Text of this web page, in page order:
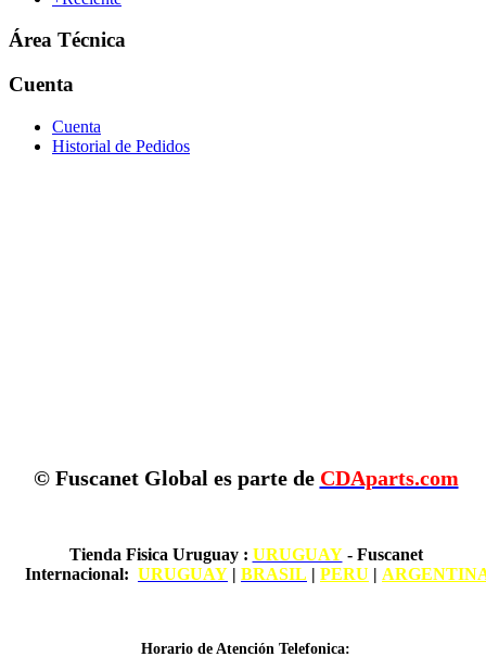
Área Técnica
Cuenta
Cuenta
Historial de Pedidos
© Fuscanet Global es parte de CDAparts.com
Tienda Fisica Uruguay: URUGUAY- Fuscanet
Internacional: URUGUAY | BRASIL | PERU |
Horario de Atención Telefonica: